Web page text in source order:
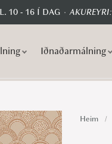
10 - 16 Í DAG AKUREYRI:
Iðnaðarmálning
Heim /